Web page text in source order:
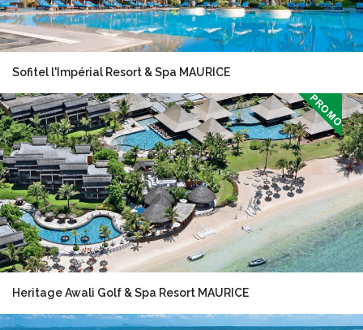
Sofitel l'Impérial Resort & Spa MAURICE
Heritage Awali Golf & Spa Resort MAURICE